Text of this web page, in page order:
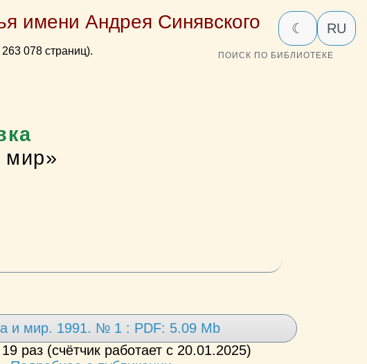
имени Андрея Синявского
078 страниц).
☾ RU
ПОИСК ПО БИБЛИОТЕКЕ
мир»
и мир. 1991. № 1 : PDF: 5.09 Mb
раз (счётчик работает с 20.01.2025)